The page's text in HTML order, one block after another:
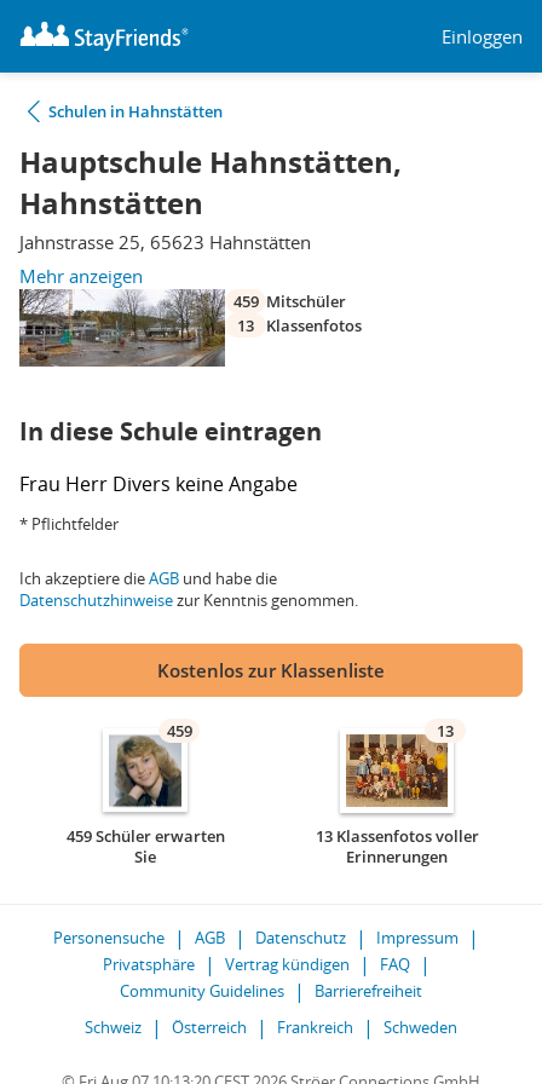
Einloggen
Schulen in Hahnstätten
Hauptschule Hahnstätten,
Hahnstätten
Jahnstrasse 25, 65623 Hahnstätten
Mehr anzeigen
459 Mitschüler
13
Klassenfotos
In diese Schule eintragen
Frau Herr Divers keine Angabe
* Pflichtfelder
Ich akzeptiere dieAGB und habe die
Datenschutzhinweisezur Kenntnis genommen.
Kostenlos zur Klassenliste
459
459 Schüler erwarten
Sie
13
13 Klassenfotos voller
Erinnerungen
Personensuche AGB Datenschutz
Impressum
Privatsphäre
Vertrag kündigen
FAQ
Community Guidelines
Barrierefreiheit
Schweiz
Österreich Frankreich Schweden